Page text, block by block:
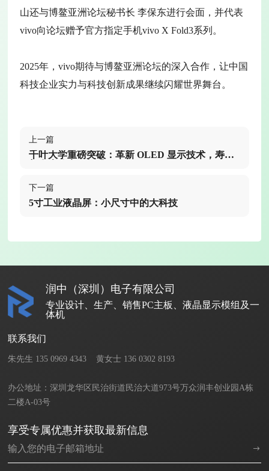
山还与博鳌亚洲论坛秘书长 李保东进行会面，并代表
vivo向论坛赠予官方指定手机vivo X Fold3系列。
2025年，vivo期待与博鳌亚洲论坛的深入合作，让中国
科技企业实力与科技创新成果继续闪耀世界舞台。
上一篇
千叶大学重磅突破：革新 OLED 显示技术，寿命
下一篇
5寸工业液晶屏：小尺寸中的大科技
润中（深圳）电子有限公司
专业设计、生产、销售PC主板、液晶显示模组及一
体机
享受专属优惠并获取最新信息
联系我们
朱先生 135 0969 4343    黄女士 136 0302 8193
办公地址：深圳龙华区民治街道民治大道973号万众润丰创业园A栋
二楼A-03号